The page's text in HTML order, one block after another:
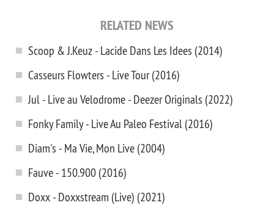
RELATED NEWS
Scoop & J.Keuz - Lacide Dans Les Idees (2014)
Casseurs Flowters - Live Tour (2016)
Jul - Live au Velodrome - Deezer Originals (2022)
Fonky Family - Live Au Paleo Festival (2016)
Diam's - Ma Vie, Mon Live (2004)
Fauve - 150.900 (2016)
Doxx - Doxxstream (Live) (2021)